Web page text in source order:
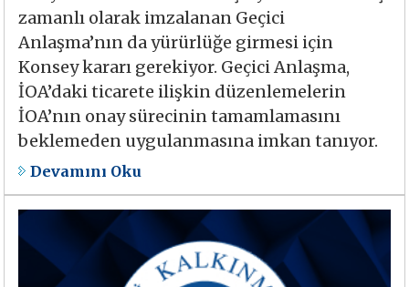
zamanlı olarak imzalanan Geçici
Anlaşma’nın da yürürlüğe girmesi için
Konsey kararı gerekiyor. Geçici Anlaşma,
İOA’daki ticarete ilişkin düzenlemelerin
İOA’nın onay sürecinin tamamlamasını
beklemeden uygulanmasına imkan tanıyor.
Devamını Oku